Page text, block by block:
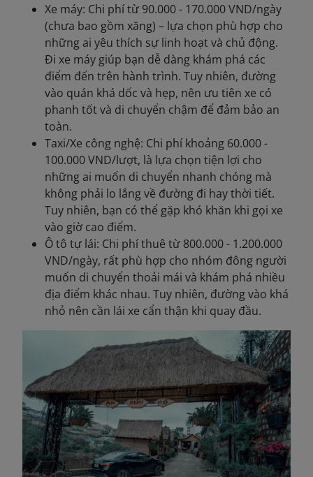
Xe máy: Chi phí từ 90.000 - 170.000 VND/ngày
(chưa bao gồm xăng) – lựa chọn phù hợp cho
những ai yêu thích sự linh hoạt và chủ động.
Đi xe máy giúp bạn dễ dàng khám phá các
điểm đến trên hành trình. Tuy nhiên, đường
vào quán khá dốc và hẹp, nên ưu tiên xe có
phanh tốt và di chuyển chậm để đảm bảo an
toàn.
Taxi/Xe công nghệ: Chi phí khoảng 60.000 -
100.000 VND/lượt, là lựa chọn tiện lợi cho
những ai muốn di chuyển nhanh chóng mà
không phải lo lắng về đường đi hay thời tiết.
Tuy nhiên, bạn có thể gặp khó khăn khi gọi xe
vào giờ cao điểm.
Ô tô tự lái: Chi phí thuê từ 800.000 - 1.200.000
VND/ngày, rất phù hợp cho nhóm đông người
muốn di chuyển thoải mái và khám phá nhiều
địa điểm khác nhau. Tuy nhiên, đường vào khá
nhỏ nên cần lái xe cẩn thận khi quay đầu.